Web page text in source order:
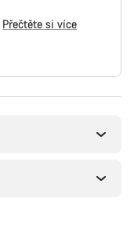
Přečtěte si více